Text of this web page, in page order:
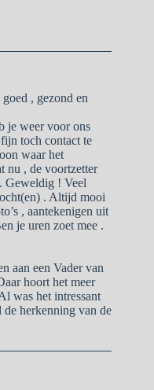
, gezond en
je weer voor ons
toch contact te
waar het
nu , de voortzetter
Geweldig ! Veel
. Altijd mooi
, aantekenigen uit
je uren zoet mee .
aan een Vader van
hoort het meer
was het intressant
de herkenning van de